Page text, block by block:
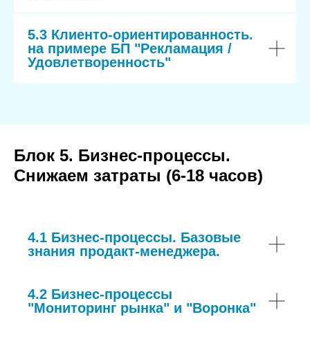
5.3 Клиенто-ориентированность.
на примере БП "Рекламация /
Удовлетворенность"
Блок 5. Бизнес-процессы.
Снижаем затраты (6-18 часов)
4.1 Бизнес-процессы. Базовые
знания продакт-менеджера.
4.2 Бизнес-процессы
"Мониторинг рынка" и "Воронка"